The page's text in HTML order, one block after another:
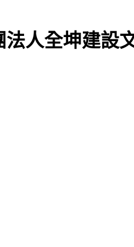
人全坤建設